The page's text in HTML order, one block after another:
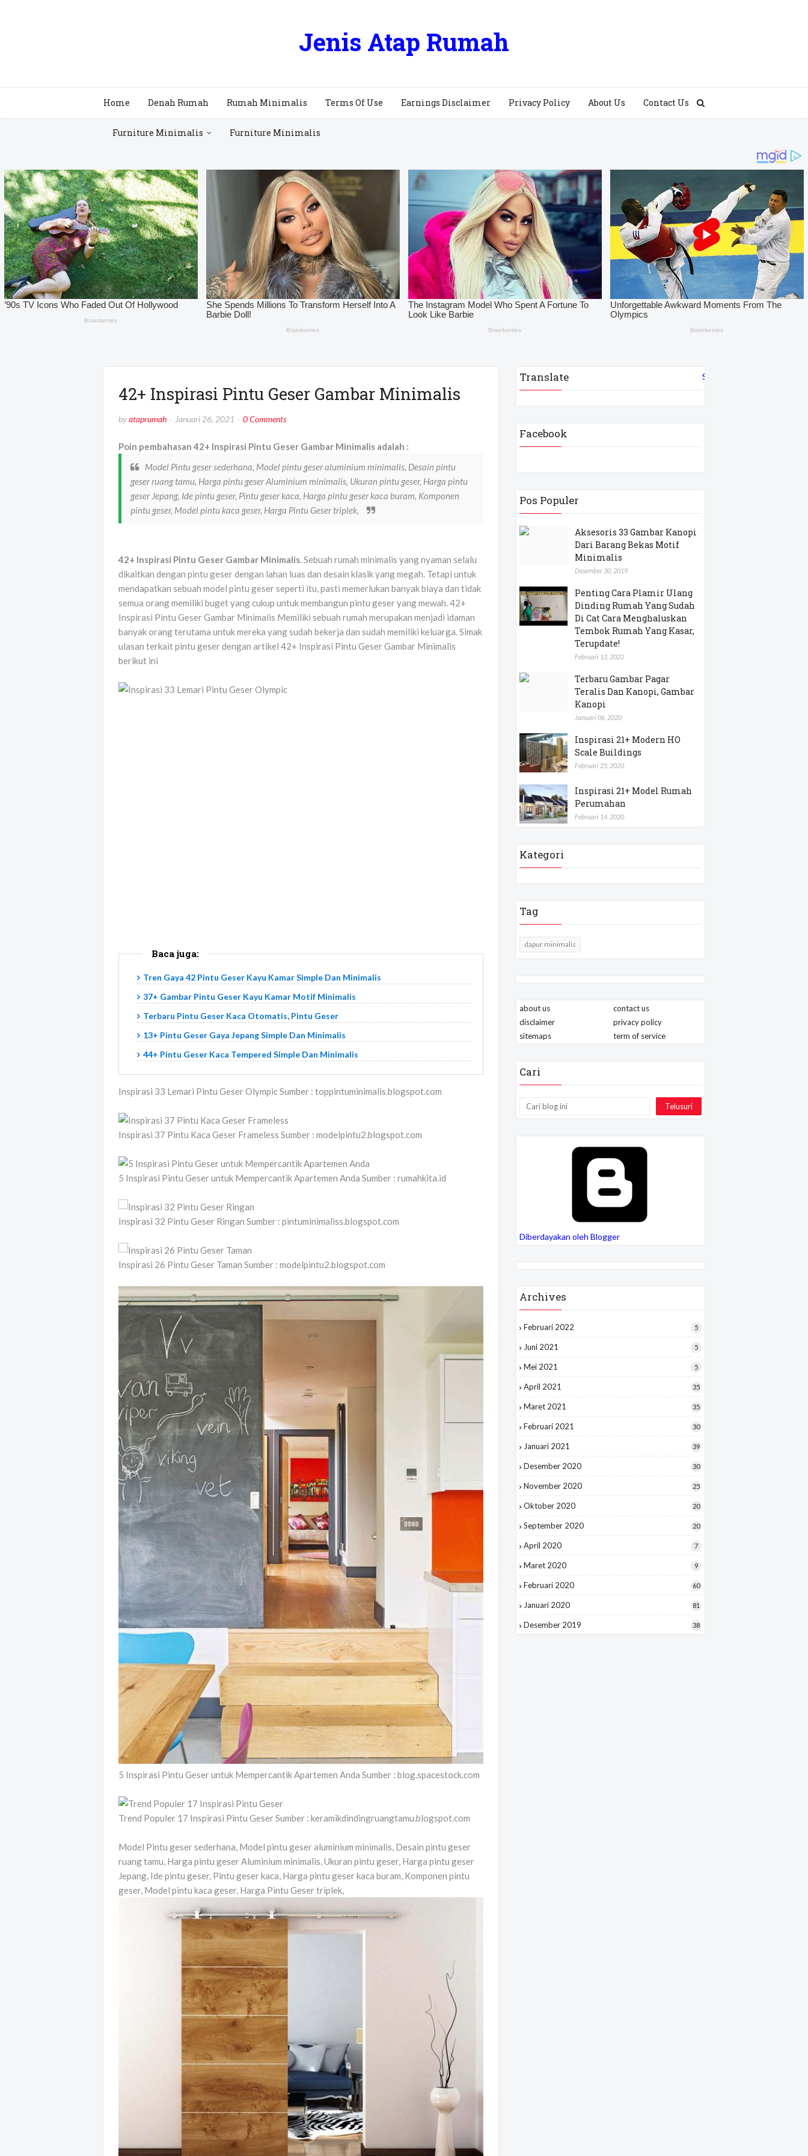
Jenis Atap Rumah
Home Denah Rumah Rumah Minimalis Terms Of Use Earnings Disclaimer Privacy Policy About Us Contact Us
Furniture Minimalis Furniture Minimalis
42+ Inspirasi Pintu Geser Gambar Minimalis
byataprumah Januari 26, 2021 0 Comments
Poin pembahasan 42+ Inspirasi Pintu Geser Gambar Minimalis adalah :
Model Pintu geser sederhana, Model pintu geser aluminium minimalis, Desain pintu
geser ruang tamu, Harga pintu geser Aluminium minimalis, Ukuran pintu geser, Harga pintu
geser Jepang, Ide pintu geser, Pintu geser kaca, Harga pintu geser kaca buram, Komponen
pintu geser, Model pintu kaca geser, Harga Pintu Geser triplek,
42+ Inspirasi Pintu Geser Gambar Minimalis. Sebuah rumah minimalis yang nyaman selalu
dikaitkan dengan pintu geser dengan lahan luas dan desain klasik yang megah. Tetapi untuk
mendapatkan sebuah model pintu geser seperti itu, pasti memerlukan banyak biaya dan tidak
semua orang memiliki buget yang cukup untuk membangun pintu geser yang mewah. 42+
Inspirasi Pintu Geser Gambar Minimalis Memiliki sebuah rumah merupakan menjadi idaman
banyak orang terutama untuk mereka yang sudah bekerja dan sudah memiliki keluarga. Simak
ulasan terkait pintu geser dengan artikel 42+ Inspirasi Pintu Geser Gambar Minimalis
berikut ini
Baca juga:
Tren Gaya 42 Pintu Geser Kayu Kamar Simple Dan Minimalis
37+ Gambar Pintu Geser Kayu Kamar Motif Minimalis
Terbaru Pintu Geser Kaca Otomatis, Pintu Geser
13+ Pintu Geser Gaya Jepang Simple Dan Minimalis
44+ Pintu Geser Kaca Tempered Simple Dan Minimalis
Inspirasi 33 Lemari Pintu Geser Olympic Sumber : toppintuminimalis.blogspot.com
Inspirasi 37 Pintu Kaca Geser Frameless Sumber : modelpintu2.blogspot.com
5 Inspirasi Pintu Geser untuk Mempercantik Apartemen Anda Sumber : rumahkita.id
Inspirasi 32 Pintu Geser Ringan Sumber : pintuminimaliss.blogspot.com
Inspirasi 26 Pintu Geser Taman Sumber : modelpintu2.blogspot.com
5 Inspirasi Pintu Geser untuk Mempercantik Apartemen Anda Sumber : blog.spacestock.com
Trend Populer 17 Inspirasi Pintu Geser Sumber : keramikdindingruangtamu.blogspot.com
Model Pintu geser sederhana, Model pintu geser aluminium minimalis, Desain pintu geser
ruang tamu, Harga pintu geser Aluminium minimalis, Ukuran pintu geser, Harga pintu geser
Jepang, Ide pintu geser, Pintu geser kaca, Harga pintu geser kaca buram, Komponen pintu
geser, Model pintu kaca geser, Harga Pintu Geser triplek,
Translate Select Language
Facebook
Pos Populer
Aksesoris 33 Gambar Kanopi
Dari Barang Bekas Motif
Minimalis
Desember 30, 2019
Penting Cara Plamir Ulang
Dinding Rumah Yang Sudah
Di Cat Cara Menghaluskan
Tembok Rumah Yang Kasar,
Terupdate!
Februari 12, 2022
Terbaru Gambar Pagar
Teralis Dan Kanopi, Gambar
Kanopi
Januari 06, 2020
Inspirasi 21+ Modern HO
Scale Buildings
Februari 25, 2020
Inspirasi 21+ Model Rumah
Perumahan
Februari 14, 2020
Kategori
Tag
dapur minimalis
about us
contact us
disclaimer
privacy policy
sitemaps
term of service
Cari
Diberdayakan oleh Blogger
Archives
Februari 2022 5
Juni 2021 5
Mei 2021 5
April 2021 35
Maret 2021 35
Februari 2021 30
Januari 2021 39
Desember 2020 30
November 2020 25
Oktober 2020 20
September 2020 20
April 2020 7
Maret 2020 9
Februari 2020 60
Januari 2020 81
Desember 2019 38